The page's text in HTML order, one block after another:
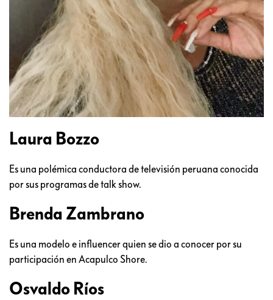
Laura Bozzo
Es una polémica conductora de televisión peruana conocida
por sus programas de talk show.
Brenda Zambrano
Es una modelo e influencer quien se dio a conocer por su
participación en Acapulco Shore.
Osvaldo Ríos